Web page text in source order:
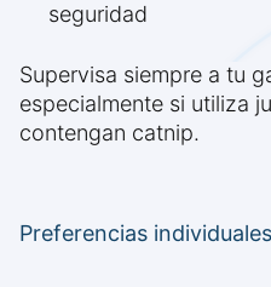
seguridad
Supervisa siempre a tu
especialmente si utiliza
contengan catnip.
Preferencias